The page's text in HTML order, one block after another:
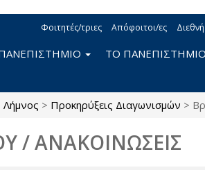
Φοιτητές/τριες Απόφοιτοι/ες Διεθνή
ΤΟ ΠΑΝΕΠΙΣΤΗΜΙΟ
Λήμνος > Προκηρύξεις Διαγωνισμών >
/ ΑΝΑΚΟΙΝΩΣΕΙΣ